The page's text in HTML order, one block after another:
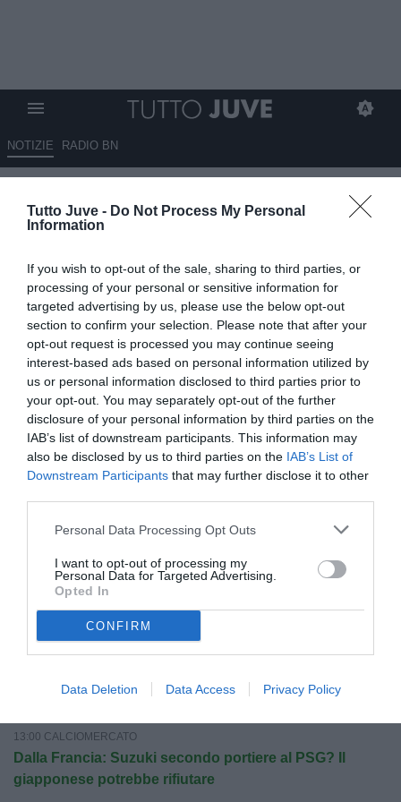
Tutto Juve - Do Not Process My Personal
Information
If you wish to opt-out of the sale, sharing to third parties, or
processing of your personal or sensitive information for
targeted advertising by us, please use the below opt-out
section to confirm your selection. Please note that after your
opt-out request is processed you may continue seeing
interest-based ads based on personal information utilized by
us or personal information disclosed to third parties prior to
your opt-out. You may separately opt-out of the further
disclosure of your personal information by third parties on the
IAB’s list of downstream participants. This information may
also be disclosed by us to third parties on the IAB’s List of
Downstream Participants that may further disclose it to other
Personal Data Processing Opt Outs
I want to opt-out of processing my
Personal Data for Targeted Advertising.
Opted In
CONFIRM
Data Deletion Data Access Privacy Policy
NOTIZIE RADIO BN
GIUSEPPE GIANNONE
CONTATTA
Giornalista di TuttoJuve.com, dove segue l’attualità della
Juventus con notizie, approfondimenti e aggiornamenti
dedicati al club bianconero.
NOTIZIE DI GIUSEPPE GIANNONE
13:46 ALTRE NOTIZIE
Calcio: la Fifa difende Infantino, "qualcuno vuole
indebolire noi e il presidente"
Juve, per "Sportmediaset" precampionato da 6 in
pagella: il problema è il portiere
13:30 CALCIOMERCATO
Suzuki-Pellegrino, il Parma conta di incassare 50-60
milioni di euro
Juve, si pensa anche alle cessioni: diversi giocatori
13:00 CALCIOMERCATO
Dalla Francia: Suzuki secondo portiere al PSG? Il
giapponese potrebbe rifiutare